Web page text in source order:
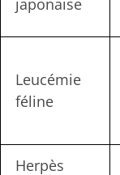
Leucémie
féline
Herpès